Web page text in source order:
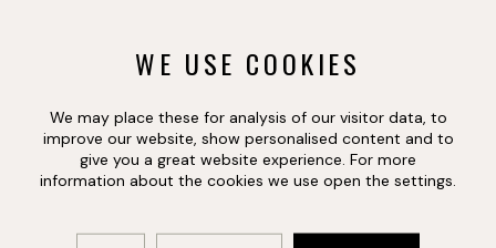
ner till Kullagatan med kringliggande restauranger, butiker
och caféer samt till Helsingborgs Konserthus,
Öresund. Det är inte heller långt till Gröningen för ett bad
eller till Olympiaområdet där man har tillgång till alla
tänkbara sporter och diverse motionsslingor. Helt enkelt
WE USE COOKIES
We may place these for analysis of our visitor data, to
improve our website, show personalised content and to
give you a great website experience. For more
information about the cookies we use open the settings.